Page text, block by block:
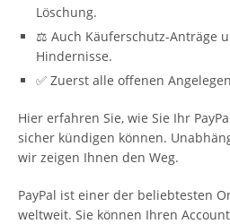
Löschung.
⚖️ Auch Käuferschutz-Anträge
Hindernisse.
✅ Zuerst alle offenen
Hier erfahren Sie, wie Sie Ihr
sicher kündigen können.
wir zeigen Ihnen den Weg.
PayPal ist einer der beliebtesten
weltweit. Sie können Ihren